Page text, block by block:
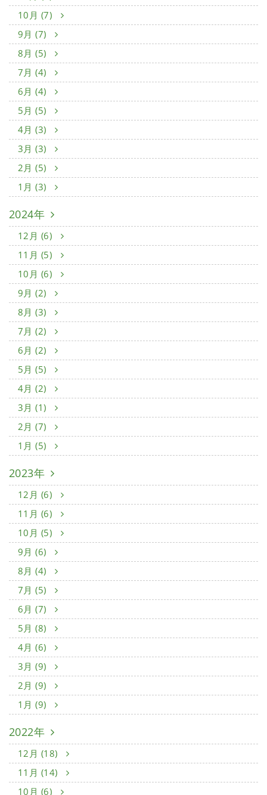
10月 (7)
9月 (7)
8月 (5)
7月 (4)
6月 (4)
5月 (5)
4月 (3)
3月 (3)
2月 (5)
1月 (3)
2024年
12月 (6)
11月 (5)
10月 (6)
9月 (2)
8月 (3)
7月 (2)
6月 (2)
5月 (5)
4月 (2)
3月 (1)
2月 (7)
1月 (5)
2023年
12月 (6)
11月 (6)
10月 (5)
9月 (6)
8月 (4)
7月 (5)
6月 (7)
5月 (8)
4月 (6)
3月 (9)
2月 (9)
1月 (9)
2022年
12月 (18)
11月 (14)
10月 (6)